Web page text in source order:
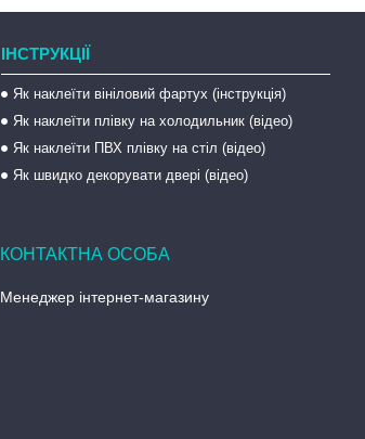
ІНСТРУКЦІЇ
Як наклеїти вініловий фартух (інструкція)
Як наклеїти плівку на холодильник (відео)
Як наклеїти ПВХ плівку на стіл (відео)
Як швидко декорувати двері (відео)
Менеджер інтернет-магазину